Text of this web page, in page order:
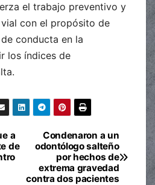
el trabajo preventivo y
con el propósito de
conducta en la
los índices de
Condenaron a un
odontólogo salteño
por hechos de
extrema gravedad
contra dos pacientes
a
de